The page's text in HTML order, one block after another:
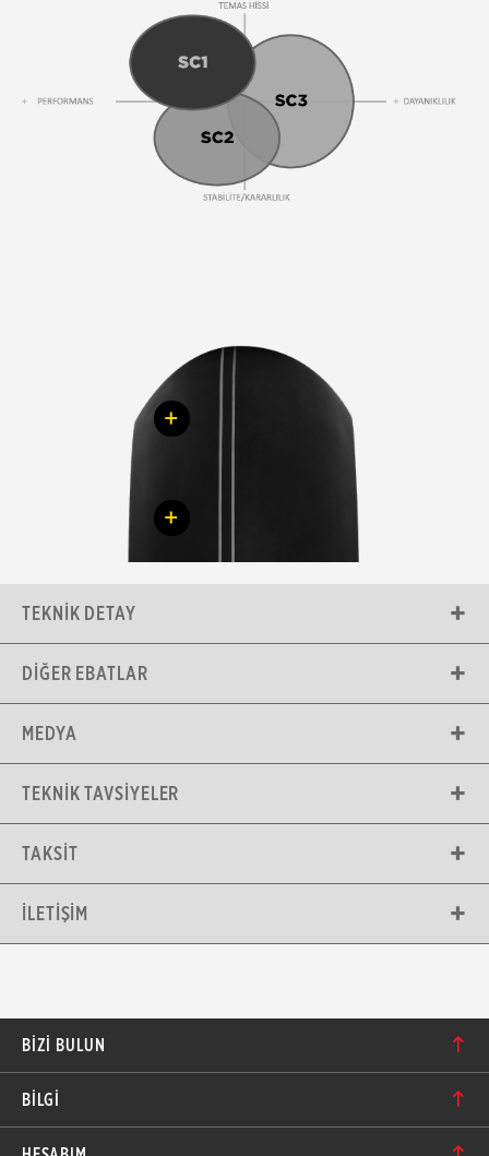
+
+
TEKNIK DETAY
DIĞER EBATLAR
MEDYA
TEKNIK TAVSIYELER
TAKSIT
İLETIŞIM
BIZI BULUN
bilgi@motolastik.com
BİLGİ